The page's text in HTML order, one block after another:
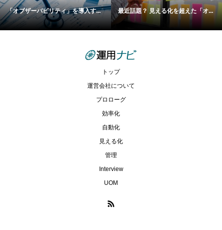
「オブザーバビリティ」を導入す... 最近話題？ 見える化を超えた「オ...
トップ
運営会社について
プロローグ
効率化
自動化
見える化
管理
Interview
UOM